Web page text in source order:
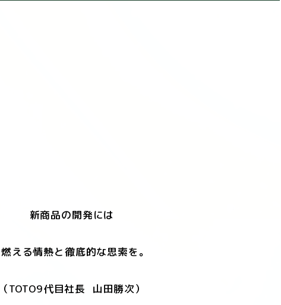
新商品の開発には
燃える情熱と徹底的な思索を。
（TOTO9代目社長 山田勝次）